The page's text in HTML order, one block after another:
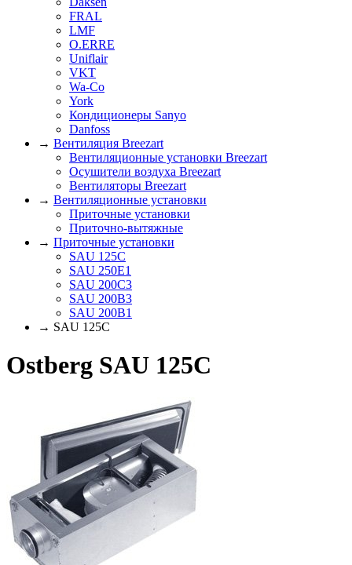
FRAL
LMF
O.ERRE
Uniflair
VKT
Wa-Co
York
Кондиционеры Sanyo
Danfoss
→ Вентиляция Breezart
Вентиляционные установки Breezart
Осушители воздуха Breezart
Вентиляторы Breezart
→ Вентиляционные установки
Приточные установки
Приточно-вытяжные
→ Приточные установки
SAU 125C
SAU 250E1
SAU 200С3
SAU 200B3
SAU 200B1
→ SAU 125C
Ostberg SAU 125C